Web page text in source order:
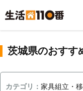
茨城県のおすす
カテゴリ： 家具組立・